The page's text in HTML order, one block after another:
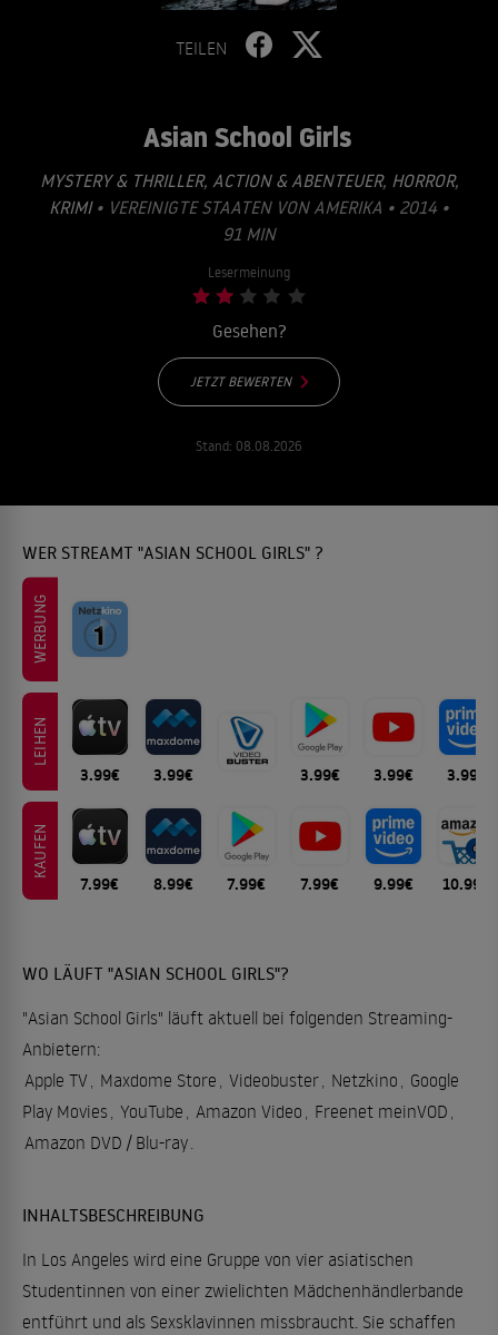
TEILEN
Asian School Girls
MYSTERY & THRILLER, ACTION & ABENTEUER, HORROR,
KRIMI• VEREINIGTE STAATEN VON AMERIKA • 2014 •
91 MIN
Lesermeinung
Gesehen?
JETZT BEWERTEN
Stand: 08.08.2026
WER STREAMT "ASIAN SCHOOL GIRLS" ?
WERBUNG
LEIHEN
3.99€ 3.99€ 3.99€ 3.99€ 3.99€
KAUFEN
7.99€ 8.99€ 7.99€ 7.99€ 9.99€ 10.99€
WO LÄUFT "ASIAN SCHOOL GIRLS"?
"Asian School Girls" läuft aktuell bei folgenden Streaming-
Anbietern:
Apple TV, Maxdome Store , Videobuster, Netzkino , Google
Play Movies, YouTube , Amazon Video , Freenet meinVOD ,
Amazon DVD / Blu-ray.
INHALTSBESCHREIBUNG
In Los Angeles wird eine Gruppe von vier asiatischen
Studentinnen von einer zwielichten Mädchenhändlerbande
entführt und als Sexsklavinnen missbraucht. Sie schaffen